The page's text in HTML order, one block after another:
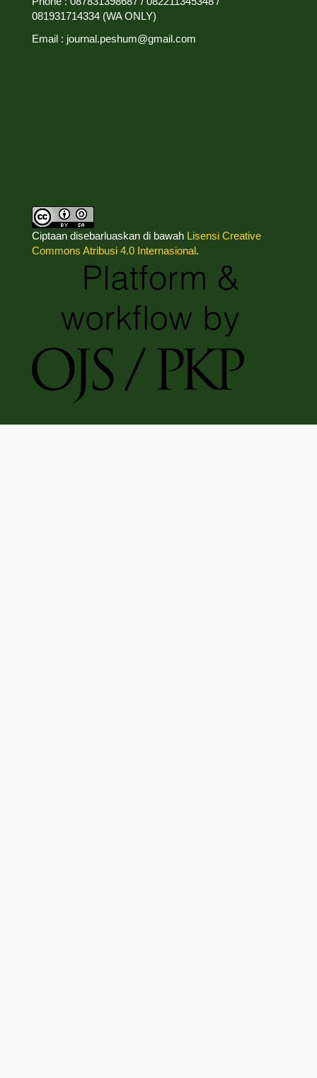
081931714334 (WA ONLY)
Email : journal.peshum@gmail.com
Ciptaan disebarluaskan di bawah Lisensi Creative
Commons Atribusi 4.0 Internasional.